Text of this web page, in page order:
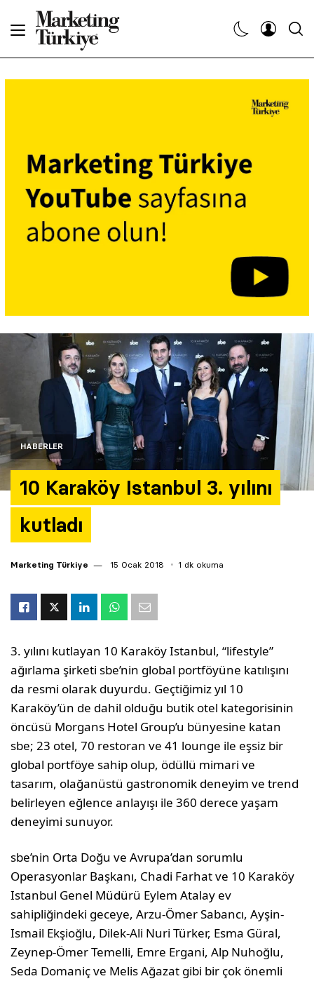
HABERLER
10 Karaköy Istanbul 3. yılını
kutladı
Marketing Türkiye 15 Ocak 2018 1 dk okuma
3. yılını kutlayan 10 Karaköy Istanbul, “lifestyle”
ağırlama şirketi sbe’nin global portföyüne katılışını
da resmi olarak duyurdu. Geçtiğimiz yıl 10
Karaköy’ün de dahil olduğu butik otel kategorisinin
öncüsü Morgans Hotel Group’u bünyesine katan
sbe; 23 otel, 70 restoran ve 41 lounge ile eşsiz bir
global portföye sahip olup, ödüllü mimari ve
tasarım, olağanüstü gastronomik deneyim ve trend
belirleyen eğlence anlayışı ile 360 derece yaşam
deneyimi sunuyor.
sbe’nin Orta Doğu ve Avrupa’dan sorumlu
Operasyonlar Başkanı, Chadi Farhat ve 10 Karaköy
Istanbul Genel Müdürü Eylem Atalay ev
sahipliğindeki geceye, Arzu-Ömer Sabancı, Ayşin-
Ismail Ekşioğlu, Dilek-Ali Nuri Türker, Esma Güral,
Zeynep-Ömer Temelli, Emre Ergani, Alp Nuhoğlu,
Seda Domaniç ve Melis Ağazat gibi bir çok önemli
Dergiler
Etkinlikler
Araştırma